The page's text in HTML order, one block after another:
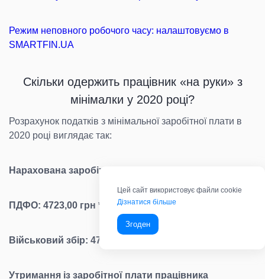
Режим неповного робочого часу: налаштовуємо в
SMARTFIN.UA
Скільки одержить працівник «на руки» з
мінімалки у 2020 році?
Розрахунок податків з мінімальної заробітної плати в
2020 році виглядає так:
Нарахована заробітна плата = 4723,00 грн.
ПДФО: 4723,00 грн * 18% = 850,14 грн.
Військовий збір: 4723,00 грн * 1,5 % = 70,85 грн.
Утримання із заробітної плати працівника
Цей сайт використовує файли cookie
Дізнатися більше
Згоден